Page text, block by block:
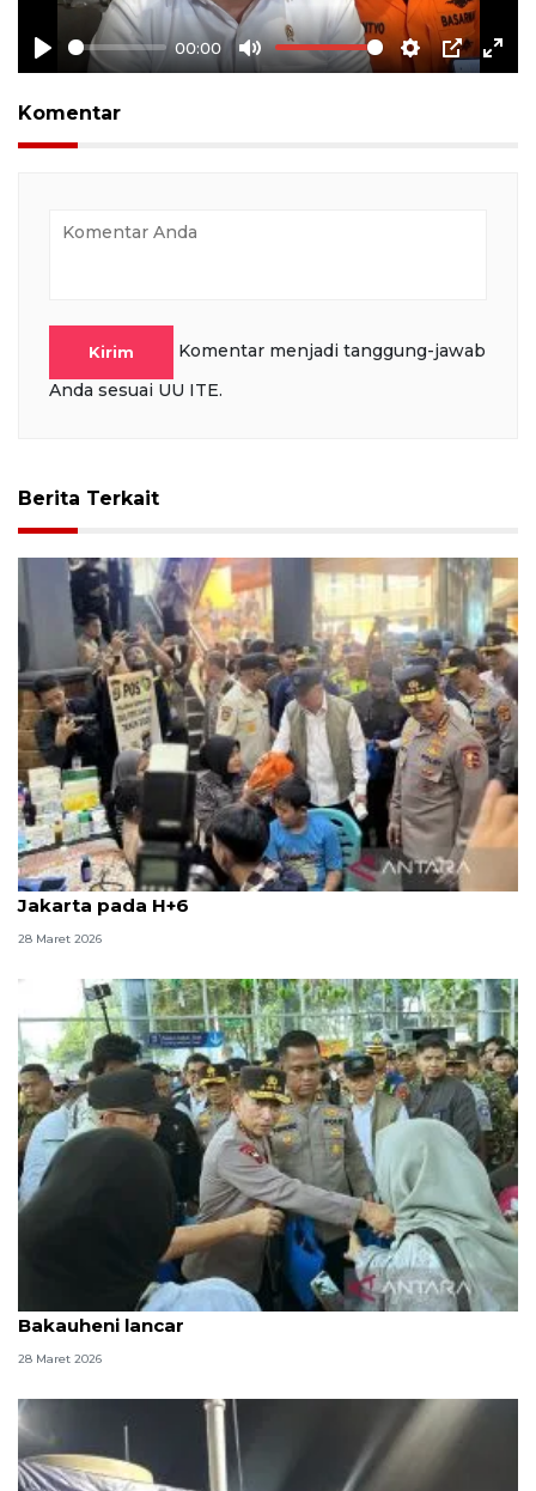
Play
00:00
Mute Settings
PIP
Komentar
Kirim
Komentar menjadi tanggung-jawab
Anda sesuai UU ITE.
Berita Terkait
Kapolri sebut 2.561.629 pemudik sudah kembali ke
Jakarta pada H+6
28 Maret 2026
Kapolri sebut arus balik pemudik di Pelabuhan
Bakauheni lancar
28 Maret 2026